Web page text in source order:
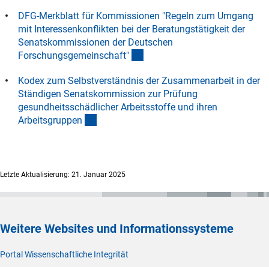
DFG-Merkblatt für Kommissionen "Regeln zum Umgang
mit Interessenkonflikten bei der Beratungstätigkeit der
Senatskommissionen der Deutschen
Forschungsgemeinschaft"
Kodex zum Selbstverständnis der Zusammenarbeit in der
Ständigen Senatskommission zur Prüfung
gesundheitsschädlicher Arbeitsstoffe und ihren
Arbeitsgruppen
Letzte Aktualisierung: 21. Januar 2025
Weitere Websites und Informationssysteme
Portal Wissenschaftliche Integrität